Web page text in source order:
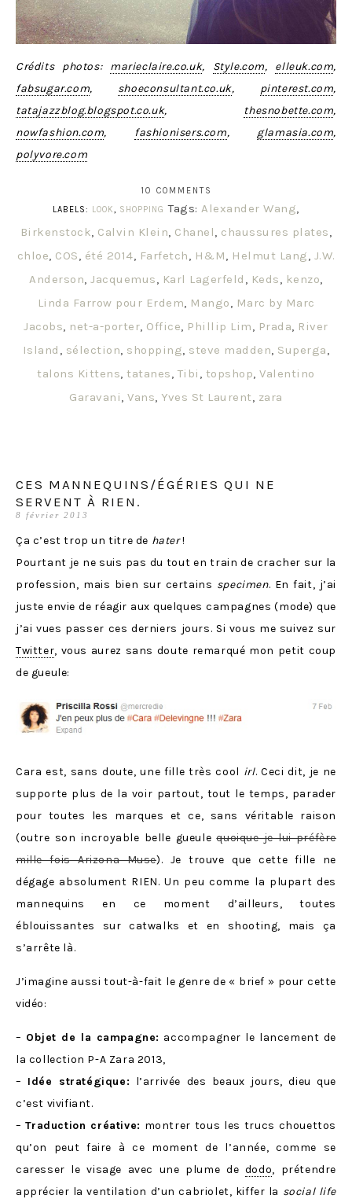
Crédits photos: marieclaire.co.uk, Style.com, elleuk.com,
fabsugar.com, shoeconsultant.co.uk, pinterest.com,
tatajazzblog.blogspot.co.uk, thesnobette.com,
nowfashion.com, fashionisers.com, glamasia.com,
polyvore.com
10 COMMENTS
LABELS:
LOOK, SHOPPING Tags:Alexander Wang,
Birkenstock, Calvin Klein, Chanel, chaussures plates,
chloe, COS, été 2014, Farfetch, H&M, Helmut Lang, J.W.
Anderson,Jacquemus, Karl Lagerfeld , Keds, kenzo,
Linda Farrow pour Erdem, Mango, Marc by Marc
Jacobs, net-a-porter, Office, Phillip Lim, Prada, River
Island , sélection, shopping, steve madden, Superga,
talons Kittens,tatanes, Tibi , topshop,Valentino
Garavani,Vans, Yves St Laurent, zara
CES MANNEQUINS/ÉGÉRIES QUI NE
SERVENT À RIEN.
8 février 2013
Ça c’est trop un titre de hater!
Pourtant je ne suis pas du tout en train de cracher sur la
profession, mais bien sur certains specimen. En fait, j’ai
juste envie de réagir aux quelques campagnes (mode) que
j’ai vues passer ces derniers jours. Si vous me suivez sur
Twitter, vous aurez sans doute remarqué mon petit coup
de gueule:
Cara est, sans doute, une fille très cool irl. Ceci dit, je ne
supporte plus de la voir partout, tout le temps, parader
pour toutes les marques et ce, sans véritable raison
(outre son incroyable belle gueulequoique je lui préfère
mille fois Arizona Muse). Je trouve que cette fille ne
dégage absolument RIEN. Un peu comme la plupart des
mannequins en ce moment d’ailleurs, toutes
éblouissantes sur catwalks et en shooting, mais ça
s’arrête là.
J’imagine aussi tout-à-fait le genre de « brief » pour cette
vidéo:
– Objet de la campagne: accompagner le lancement de
la collection P-A Zara 2013,
– Idée stratégique: l’arrivée des beaux jours, dieu que
c’est vivifiant.
–Traduction créative: montrer tous les trucs chouettos
qu’on peut faire à ce moment de l’année, comme se
caresser le visage avec une plume de dodo, prétendre
apprécier la ventilation d’un cabriolet, kiffer la social life